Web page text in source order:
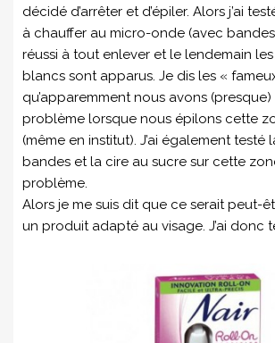
décidé d’arrêter et d’épiler. Alors j’ai
à chauffer au micro-onde (avec
réussi à tout enlever et le lendemain
blancs sont apparus. Je dis les «
qu’apparemment nous avons
problème lorsque nous épilons cette
(même en institut). J’ai également testé
bandes et la cire au sucre sur cette
problème.
Alors je me suis dit que ce serait peut-
un produit adapté au visage. J’ai donc